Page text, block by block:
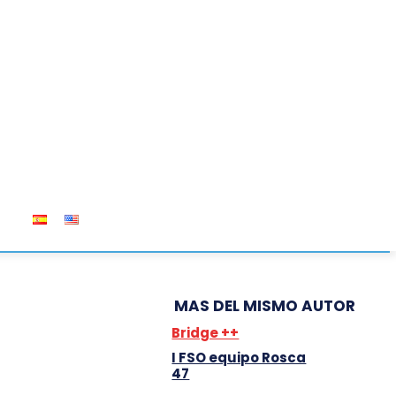
MAS DEL MISMO AUTOR
Bridge ++
I FSO equipo Rosca
47